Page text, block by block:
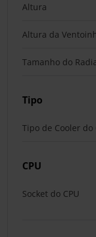
Altura
Altura da
Tamanho do
Tipo
Tipo de Cooler do
CPU
Socket do CPU